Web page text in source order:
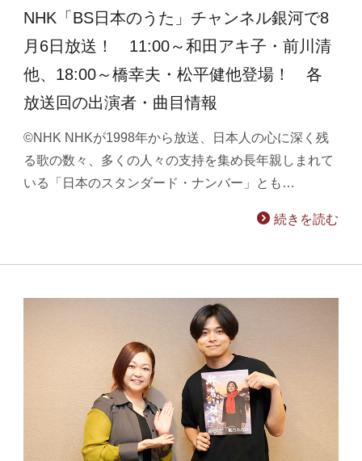
NHK「BS日本のうた」チャンネル銀河で8
月6日放送！ 11:00～和田アキ子・前川清
他、18:00～橋幸夫・松平健他登場！ 各
放送回の出演者・曲目情報
©NHK NHKが1998年から放送、日本人の心に深く残
る歌の数々、多くの人々の支持を集め長年親しまれて
いる「日本のスタンダード・ナンバー」とも…
続きを読む